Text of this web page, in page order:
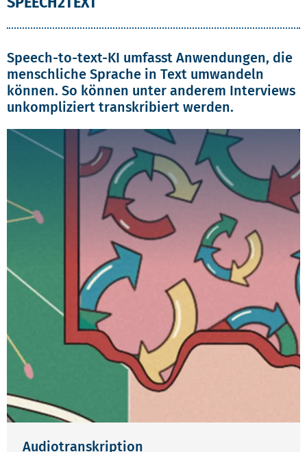
Speech-to-text-KI umfasst Anwendungen, die
menschliche Sprache in Text umwandeln
können. So können unter anderem Interviews
unkompliziert transkribiert werden.
Audiotranskription